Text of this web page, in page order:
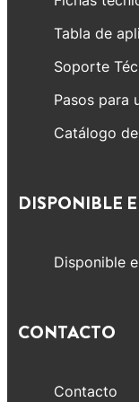
Tabla de
Soporte
Pasos para
Catálogo
DISPONIBLE
Disponible
CONTACTO
Contacto